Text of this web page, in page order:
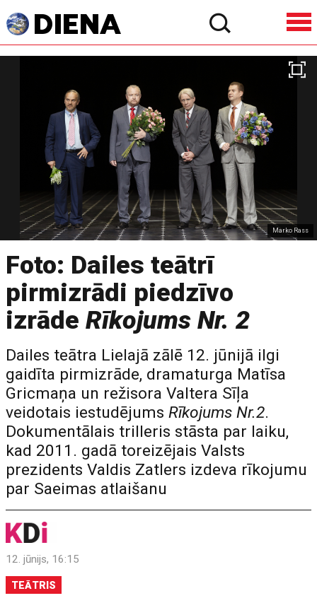
Marko Rass
Foto: Dailes teātrī
pirmizrādi piedzīvo
izrādeRīkojums Nr. 2
Dailes teātra Lielajā zālē 12. jūnijā ilgi
gaidīta pirmizrāde, dramaturga Matīsa
Gricmaņa un režisora Valtera Sīļa
veidotais iestudējumsRīkojums Nr.2.
Dokumentālais trilleris stāsta par laiku,
kad 2011. gadā toreizējais Valsts
prezidents Valdis Zatlers izdeva rīkojumu
par Saeimas atlaišanu
12. jūnijs, 16:15
TEĀTRIS